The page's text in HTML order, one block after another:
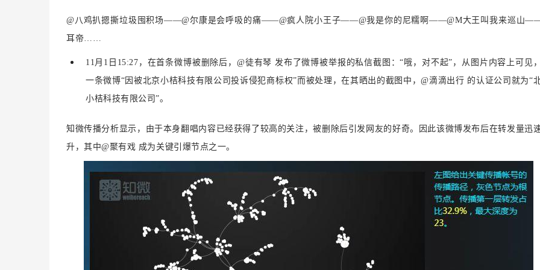
@八鸡扒摁撕垃圾囤积场——@尔康是会呼吸的痛——@疯人院小王子——@我是你的尼糯啊——@M大王叫我来巡山
耳帝……
11月1日15:27，在首条微博被删除后，@徒有琴 发布了微博被举报的私信截图：“哦，对不起”，从图片内容上可见
一条微博“因被北京小桔科技有限公司投诉侵犯商标权”而被处理，在其晒出的截图中，@滴滴出行 的认证公司就为“
小桔科技有限公司”。
知微传播分析显示，由于本身翻唱内容已经获得了较高的关注，被删除后引发网友的好奇。因此该微博发布后在转发量迅
升，其中@聚有戏 成为关键引爆节点之一。